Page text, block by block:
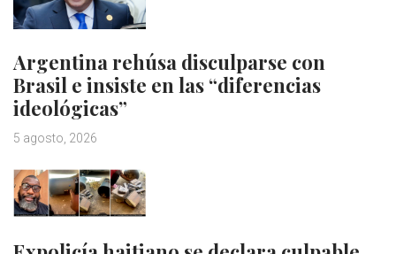
Argentina rehúsa disculparse con
Brasil e insiste en las “diferencias
ideológicas”
5 agosto, 2026